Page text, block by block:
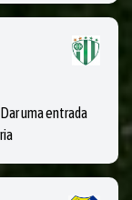
Dar uma entrada